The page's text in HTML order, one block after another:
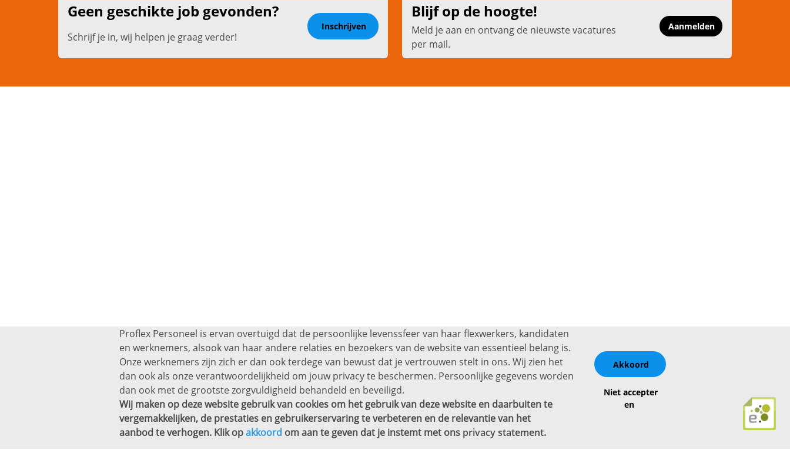
Geen geschikte job gevonden?
Schrijf je in, wij helpen je graag verder!
Inschrijven
Blijf op de hoogte!
Meld je aan en ontvang de nieuwste vacatures
per mail.
Aanmelden
Proflex Personeel is ervan overtuigd dat de persoonlijke levenssfeer van haar flexwerkers, kandidaten
en werknemers, alsook van haar andere relaties en bezoekers van de website van essentieel belang is.
Onze werknemers zijn zich er dan ook terdege van bewust dat je vertrouwen stelt in ons. Wij zien het
dan ook als onze verantwoordelijkheid om jouw privacy te beschermen. Persoonlijke gegevens worden
dan ook met de grootste zorgvuldigheid behandeld en beveiligd.
Wij maken op deze website gebruik van cookies om het gebruik van deze website en daarbuiten te
vergemakkelijken, de prestaties en gebruikerservaring te verbeteren en de relevantie van het
aanbod te verhogen. Klik opakkoord om aan te geven dat je instemt met ons privacy statement.
Akkoord
Niet accepter
en